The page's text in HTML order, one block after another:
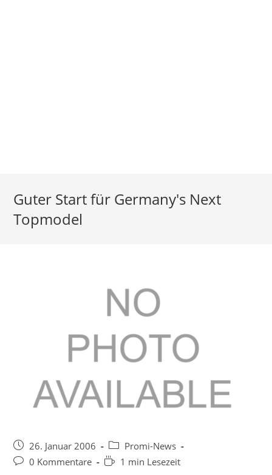
Guter Start für Germany's Next
Topmodel
Beitrag
veröffentlicht:
26. Januar 2006
Beitrags-
Kategorie:
Promi-News
Beitrags-
0 Kommentare Lesedauer:
1 min Lesezeit